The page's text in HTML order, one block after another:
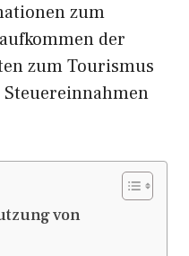
zum
der
zum Tourismus
von